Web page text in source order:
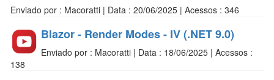
Enviado por : Macoratti | Data : 20/06/2025 | Acessos : 346
Blazor - Render Modes - IV (.NET 9.0)
Enviado por : Macoratti | Data : 18/06/2025 | Acessos :
138